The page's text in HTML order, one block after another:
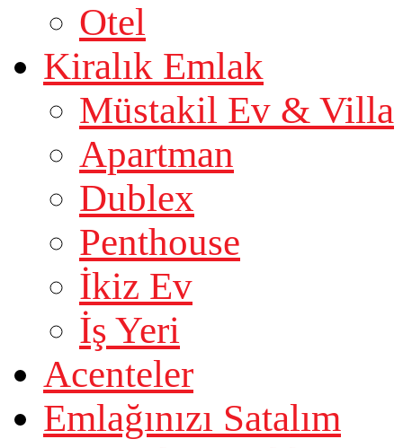
Otel
Kiralık Emlak
Müstakil Ev & Villa
Apartman
Dublex
Penthouse
İkiz Ev
İş Yeri
Acenteler
Emlağınızı Satalım